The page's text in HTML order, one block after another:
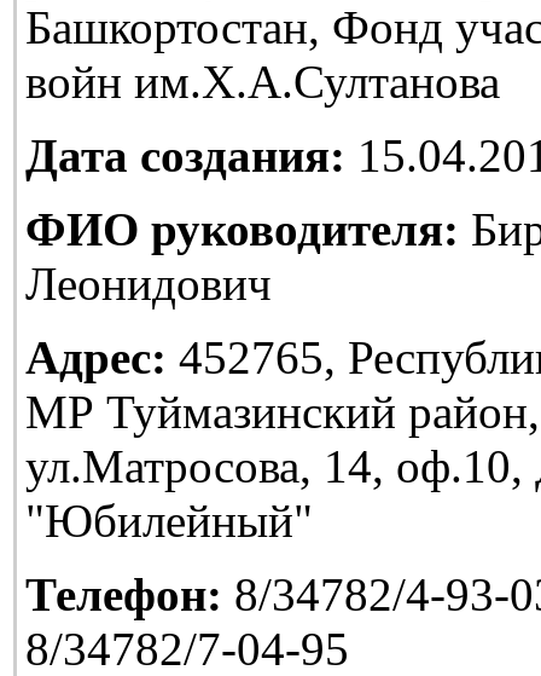
Башкортостан, Фонд
войн им.Х.А.Султанова
Дата создания:
ФИО руководителя:
Леонидович
Адрес: 452765,
МР Туймазинский
ул.Матросова, 14,
"Юбилейный"
Телефон: 8/34782/4-93-
8/34782/7-04-95